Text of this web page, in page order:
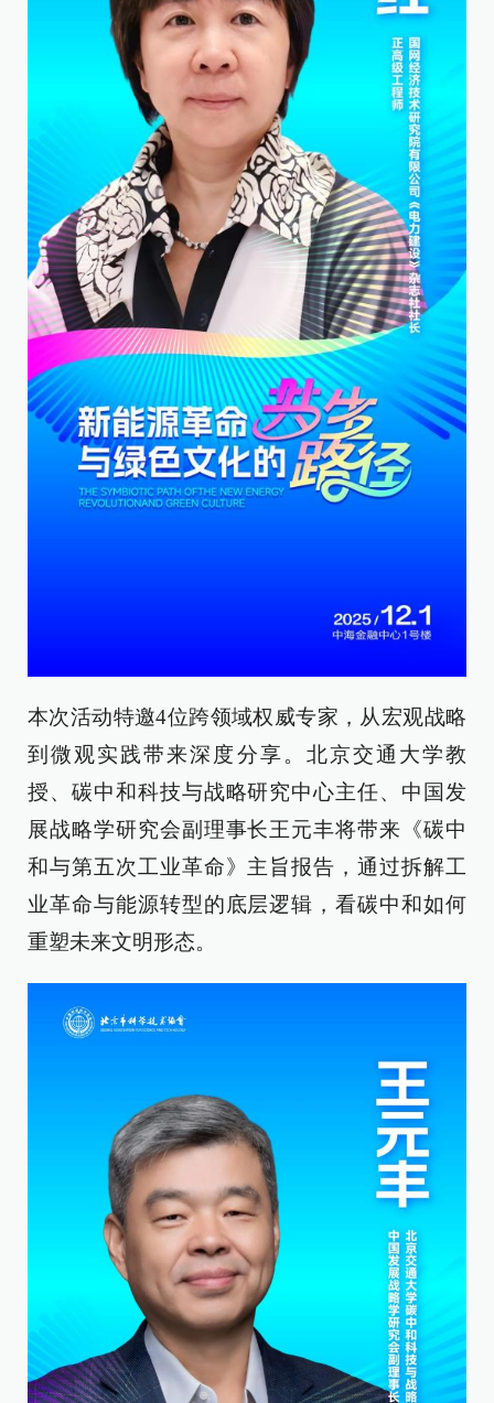
本次活动特邀4位跨领域权威专家，从宏观战略
到微观实践带来深度分享。北京交通大学教
授、碳中和科技与战略研究中心主任、中国发
展战略学研究会副理事长王元丰将带来《碳中
和与第五次工业革命》主旨报告，通过拆解工
业革命与能源转型的底层逻辑，看碳中和如何
重塑未来文明形态。